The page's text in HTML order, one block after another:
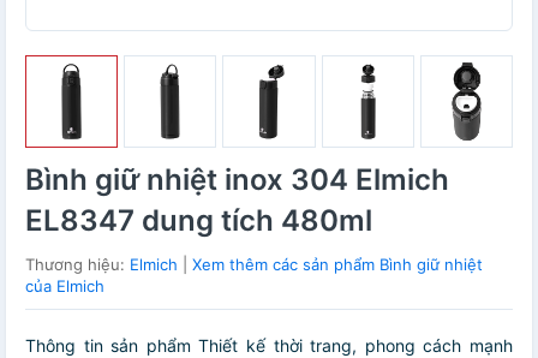
Bình giữ nhiệt inox 304 Elmich
EL8347 dung tích 480ml
Thương hiệu: Elmich
Xem thêm các sản phẩm Bình giữ nhiệt
của Elmich
Thông tin sản phẩm Thiết kế thời trang, phong cách mạnh